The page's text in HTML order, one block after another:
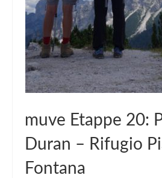
muve Etappe 20:
Duran – Rifugio
Fontana